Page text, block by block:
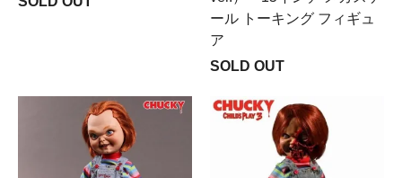
ール トーキング フィギュ
ア
SOLD OUT